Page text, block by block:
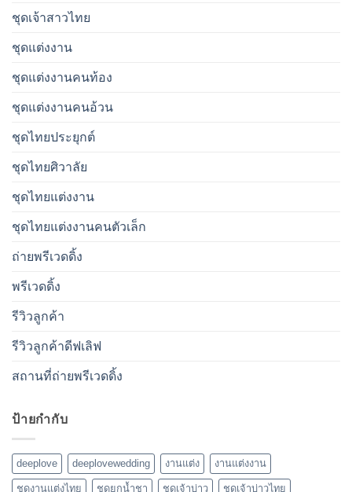
ชุดเจ้าสาวไทย
ชุดแต่งงาน
ชุดแต่งงานคนท้อง
ชุดแต่งงานคนอ้วน
ชุดไทยประยุกต์
ชุดไทยศิวาลัย
ชุดไทยแต่งงาน
ชุดไทยแต่งงานคนตัวเล็ก
ถ่ายพรีเวดดิ้ง
พรีเวดดิ้ง
รีวิวลูกค้า
รีวิวลูกค้าดีฟเลิฟ
สถานที่ถ่ายพรีเวดดิ้ง
ป้ายกำกับ
deeplove deeplovewedding งานแต่ง งานแต่งงาน
ชุดงานแต่งไทย ชุดยกน้ำชา ชุดเจ้าบ่าว ชุดเจ้าบ่าวไทย